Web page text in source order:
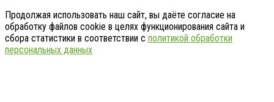
Продолжая использовать наш сайт, вы даёте согласие на
обработку файлов cookie в целях функционирования сайта и
сбора статистики в соответствии с политикой обработки
персональных данных